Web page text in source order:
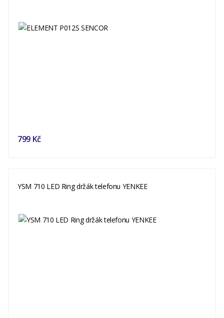
799 Kč
YSM 710 LED Ring držák telefonu YENKEE